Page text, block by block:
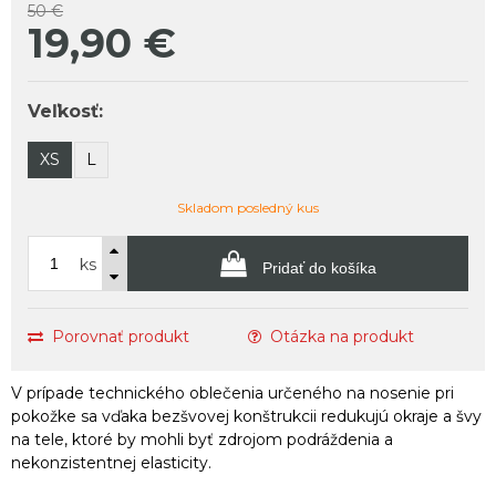
50 €
19,90 €
Veľkosť:
XS L
Skladom posledný kus
ks Pridať do košíka
Porovnať produkt Otázka na produkt
V prípade technického oblečenia určeného na nosenie pri
pokožke sa vďaka bezšvovej konštrukcii redukujú okraje a švy
na tele, ktoré by mohli byť zdrojom podráždenia a
nekonzistentnej elasticity.